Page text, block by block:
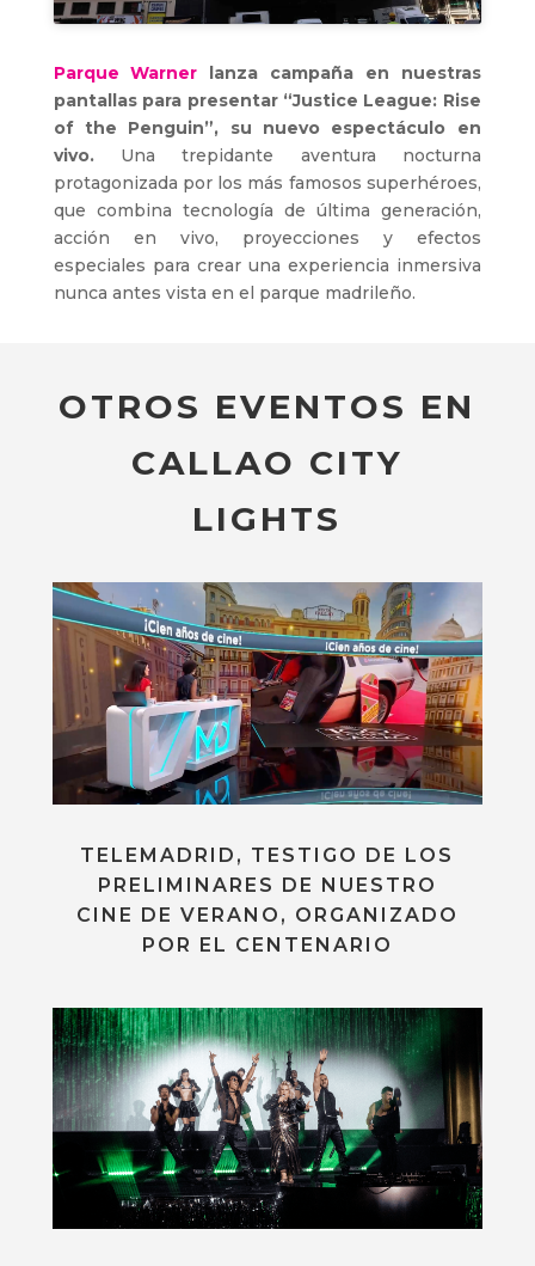
Parque Warnerlanza campaña en nuestras
pantallas para presentar “Justice League: Rise
of the Penguin”, su nuevo espectáculo en
vivo.Una trepidante aventura nocturna
protagonizada por los más famosos superhéroes,
que combina tecnología de última generación,
acción en vivo, proyecciones y efectos
especiales para crear una experiencia inmersiva
nunca antes vista en el parque madrileño.
OTROS EVENTOS EN
CALLAO CITY
LIGHTS
TELEMADRID, TESTIGO DE LOS
PRELIMINARES DE NUESTRO
CINE DE VERANO, ORGANIZADO
POR EL CENTENARIO